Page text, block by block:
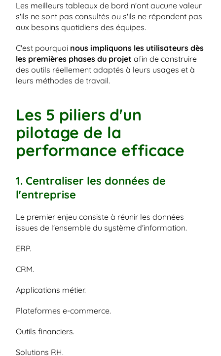
Les meilleurs tableaux de bord n'ont aucune valeur
s'ils ne sont pas consultés ou s'ils ne répondent pas
aux besoins quotidiens des équipes.
C'est pourquoi nous impliquons les utilisateurs dès
les premières phases du projet afin de construire
des outils réellement adaptés à leurs usages et à
leurs méthodes de travail.
Les 5 piliers d'un
pilotage de la
performance efficace
1. Centraliser les données de
l'entreprise
Le premier enjeu consiste à réunir les données
issues de l'ensemble du système d'information.
ERP.
CRM.
Applications métier.
Plateformes e-commerce.
Outils financiers.
Solutions RH.